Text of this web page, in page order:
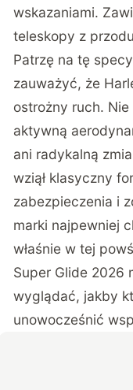
wskazaniami.
teleskopy z
Patrzę na tę
zauważyć, że
ostrożny ruch.
aktywną
ani radykalną
wziął klasyczny
zabezpieczenia i
marki najpewniej
właśnie w tej
Super Glide 2026
wyglądać, jakby
unowocześnić